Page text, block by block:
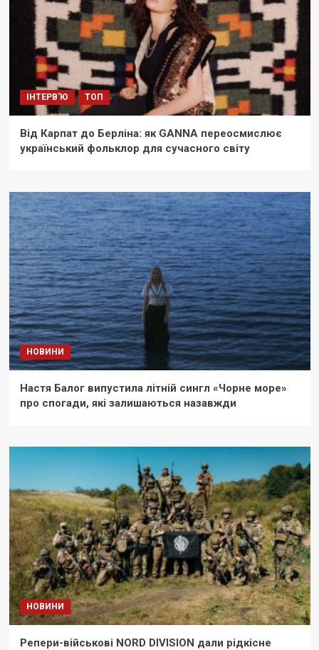
ІНТЕРВ'Ю ТОП
Від Карпат до Берліна: як GANNA переосмислює
український фольклор для сучасного світу
НОВИНИ
Настя Балог випустила літній сингл «Чорне море»
про спогади, які залишаються назавжди
НОВИНИ
Репери-військові NORD DIVISION дали рідкісне